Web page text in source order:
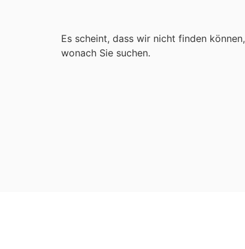
Es scheint, dass wir nicht finden können,
wonach Sie suchen.